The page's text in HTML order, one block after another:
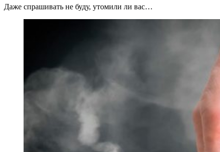
Даже спрашивать не буду, утомили ли вас…